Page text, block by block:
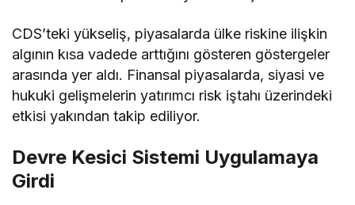
CDS’teki yükseliş, piyasalarda ülke riskine ilişkin
algının kısa vadede arttığını gösteren göstergeler
arasında yer aldı. Finansal piyasalarda, siyasi ve
hukuki gelişmelerin yatırımcı risk iştahı üzerindeki
etkisi yakından takip ediliyor.
Devre Kesici Sistemi Uygulamaya
Girdi